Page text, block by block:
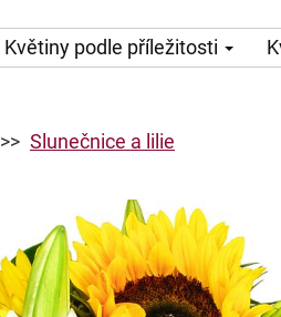
Květiny podle příležitosti
Slunečnice a lilie